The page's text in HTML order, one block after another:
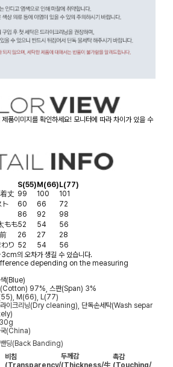
품이미지를 확인하세요! 모니터에 따라 차이가 있을 수
S(55) M(66) L(77)
丈 99 100
101
ト 60 66
72
86 92
98
もも52 54
56
26 27
28
り 52 54
56
의 오차가 생길 수 있습니다.
depending on the measuring
(Blue)
(Cotton) 97%, 스판(Span) 3%
M(66), L(77)
이크리닝(Dry cleaning), 단독손세탁(Wash separ
국(China)
딩(Back Banding)
비침
두께감
촉감